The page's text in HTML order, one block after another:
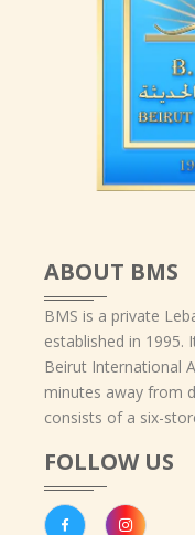
ABOUT BMS
BMS is a private
established in 1995.
Beirut International
minutes away from
consists of a six-
FOLLOW US